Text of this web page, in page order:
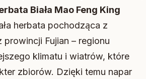
Biała Mao Feng King
herbata pochodząca z
Fujian – regionu
klimatu i wiatrów, które
zbiorów. Dzięki temu napar